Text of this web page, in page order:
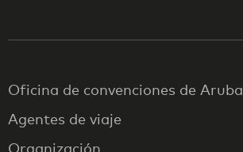
Oficina de convenciones de Aruba
Agentes de viaje
Organización